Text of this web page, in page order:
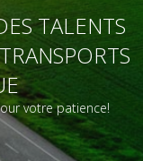
TALENTS
votre patience!